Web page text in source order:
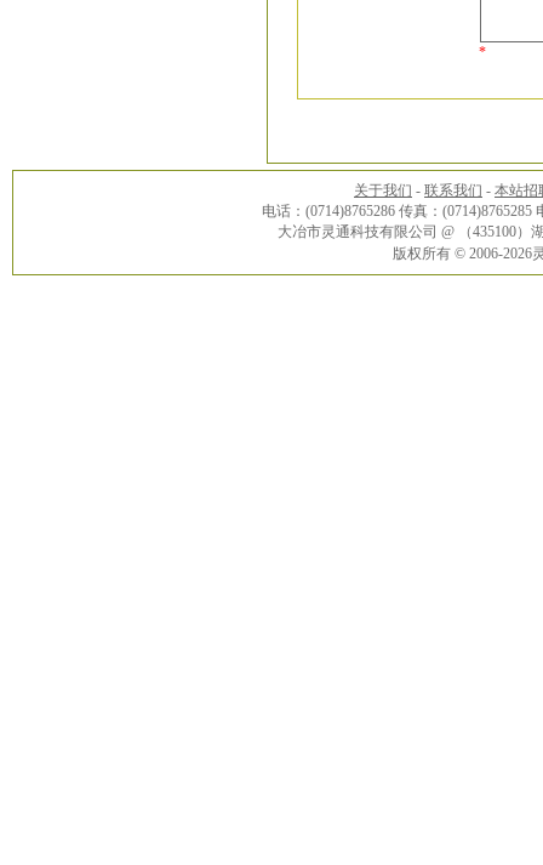
*
关于我们 - 联系我们 - 本站招
电话：(0714)8765286 传真：(0714)8765285
大冶市灵通科技有限公司 @ （435100
版权所有 © 2006-2026